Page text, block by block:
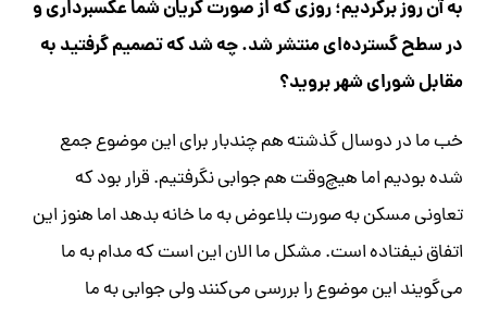
به آن روز برگردیم؛ روزی که از صورت گریان شما عکسبرداری و
در سطح گسترده‌ای منتشر شد. چه شد که تصمیم گرفتید به
مقابل شورای شهر بروید؟
خب ما در دو‌سال گذشته هم چندبار برای این موضوع جمع
شده بودیم اما هیچ‌وقت هم جوابی نگرفتیم. قرار بود که
تعاونی مسکن به صورت بلاعوض به ما خانه بدهد اما هنوز این
اتفاق نیفتاده است. مشکل ما الان این است که مدام به ما
می‌گویند این موضوع را بررسی می‌کنند ولی جوابی به ما